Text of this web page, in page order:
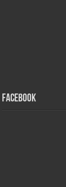
Facebook